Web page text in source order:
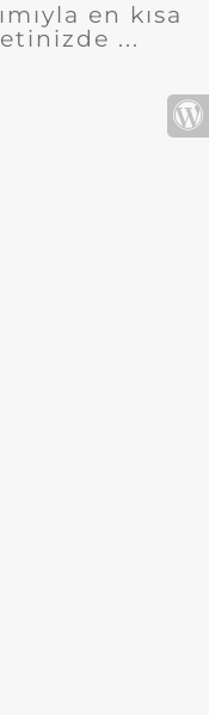
en kısa
...